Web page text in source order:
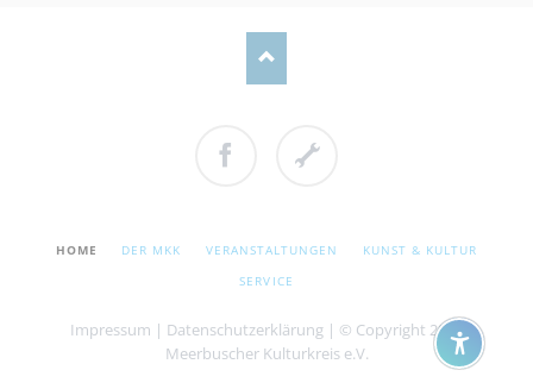
NAVIGATION
HOME DER MKK VERANSTALTUNGEN
KUNST & KULTUR
SERVICE
Impressum | Datenschutzerklärung | © Copyright 2026
Meerbuscher Kulturkreis e.V.